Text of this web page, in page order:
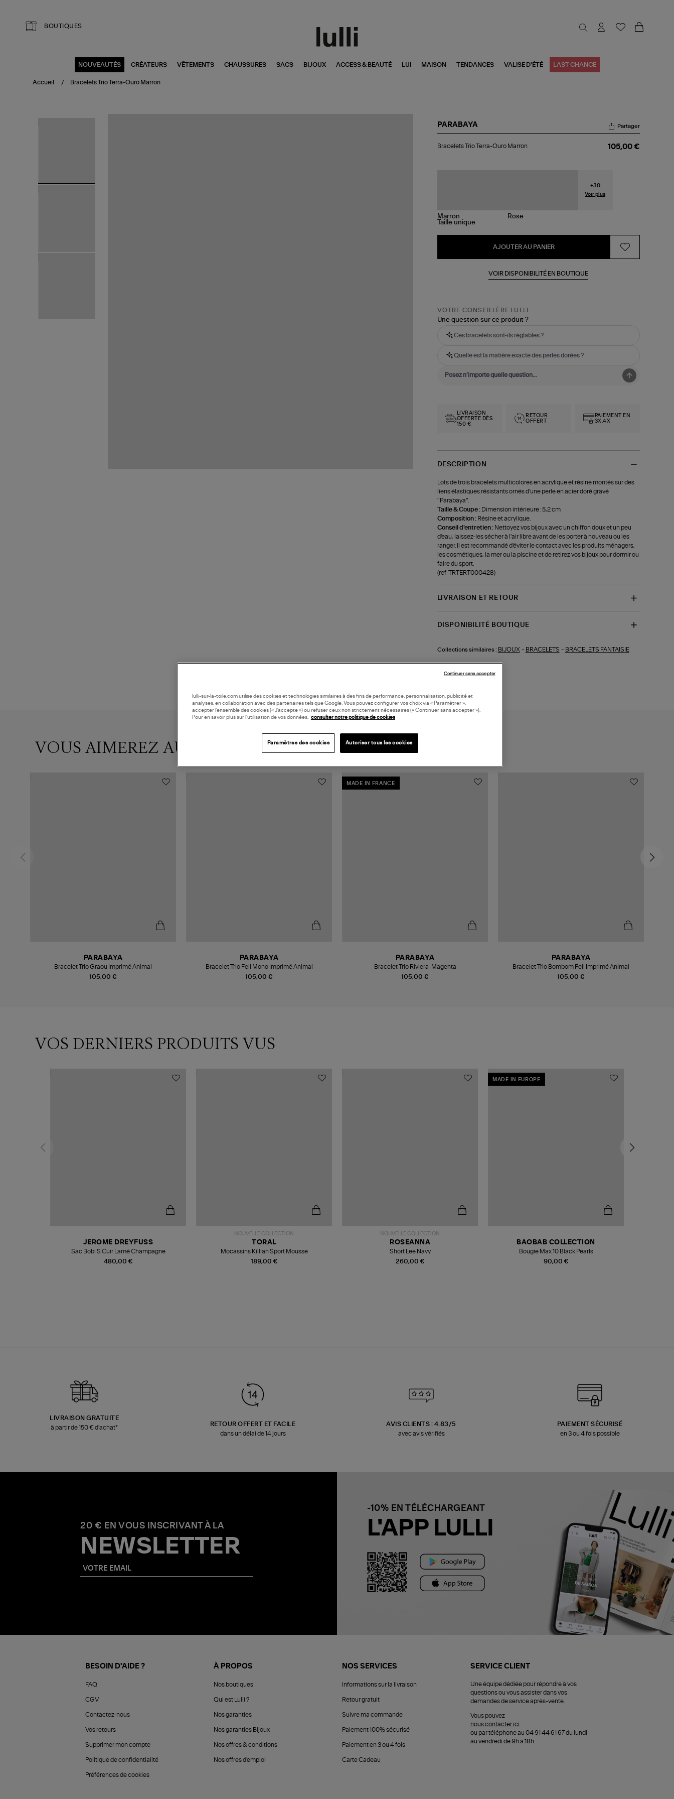
BOUTIQUES
NOUVEAUTÉS CRÉATEURS VÊTEMENTS CHAUSSURES SACS BIJOUX ACCESS & BEAUTÉ LUI MAISON TENDANCES VALISE D'ÉTÉ LAST CHANCE
Accueil Bracelets Trio Terra-Ouro Marron
PARABAYA
Trio
Partager
Bracelets Trio Terra-Ouro Marron 105,00 €
+30
Voir plus
Taille unique
AJOUTER AU PANIER
VOIR DISPONIBILITÉ EN BOUTIQUE
VOTRE CONSEILLÈRE LULLI
Une question sur ce produit ?
Ces bracelets sont-ils réglables ?
Quelle est la matière exacte des perles dorées ?
LIVRAISON
OFFERTE DÈS
150 €
RETOUR
OFFERT
PAIEMENT EN
3X,4X
DESCRIPTION
Lots de trois bracelets multicolores en acrylique et résine montés sur des
liens élastiques résistants ornés d'une perle en acier doré gravé
"Parabaya".
Taille & Coupe : Dimension intérieure : 5,2 cm
Composition : Résine et acrylique.
Conseil d'entretien : Nettoyez vos bijoux avec un chiffon doux et un peu
d'eau, laissez-les sécher à l'air libre avant de les porter à nouveau ou les
ranger. Il est recommandé d'éviter le contact avec les produits ménagers,
les cosmétiques, la mer ou la piscine et de retirez vos bijoux pour dormir ou
faire du sport.
(ref-TRTERT000428)
LIVRAISON ET RETOUR
DISPONIBILITÉ BOUTIQUE
Collections similaires : BIJOUX- BRACELETS - BRACELETS FANTAISIE
VOUS AIMEREZ AUSSI
105,00 €
PARABAYA
Bracelet Trio Graou Imprimé Animal
105,00 €
PARABAYA
Bracelet Trio Feli Mono Imprimé Animal
MADE IN FRANCE
105,00 €
PARABAYA
Bracelet Trio Riviera-Magenta
105,00 €
PARABAYA
Bracelet Trio Bombom Feli Imprimé Animal
VOS DERNIERS PRODUITS VUS
480,00 €
JEROME DREYFUSS
Sac Bobi S Cuir Lamé Champagne
NOUVELLE COLLECTION
189,00 €
TORAL
Mocassins Killian Sport Mousse
NOUVELLE COLLECTION
260,00 €
ROSEANNA
Short Lee Navy
MADE IN EUROPE
90,00 €
BAOBAB COLLECTION
Bougie Max 10 Black Pearls
LIVRAISON GRATUITE
à partir de 150 € d'achat*
RETOUR OFFERT ET FACILE
dans un délai de 14 jours
AVIS CLIENTS : 4.83/5
avec avis vérifiés
PAIEMENT SÉCURISÉ
en 3 ou 4 fois possible
20 € EN VOUS INSCRIVANT À LA
NEWSLETTER
-10% EN TÉLÉCHARGEANT
L'APP LULLI
BESOIN D'AIDE ?
FAQ
CGV
Contactez-nous
Vos retours
Supprimer mon compte
Politique de confidentialité
Préférences de cookies
À PROPOS
Nos boutiques
Qui est Lulli ?
Nos garanties
Nos garanties Bijoux
Nos offres & conditions
Nos offres d'emploi
NOS SERVICES
Informations sur la livraison
Retour gratuit
Suivre ma commande
Paiement 100% sécurisé
Paiement en 3 ou 4 fois
Carte Cadeau
SERVICE CLIENT
Une équipe dédiée pour répondre à vos
questions ou vous assister dans vos
demandes de service après-vente.
Vous pouvez
nous contacter ici
ou par téléphone au 04 91 44 61 67 du lundi
au vendredi de 9h à 18h.
lulli-sur-la-toile.com utilise des cookies et technologies similaires à des fins de performance, personnalisation, publicité et
analyses, en collaboration avec des partenaires tels que Google. Vous pouvez configurer vos choix via « Paramétrer »,
accepter l’ensemble des cookies (« J’accepte ») ou refuser ceux non strictement nécessaires (« Continuer sans accepter »).
Pour en savoir plus sur l’utilisation de vos données,
consulter notre politique de cookies
Paramètres des cookies Autoriser tous les cookies
Continuer sans accepter